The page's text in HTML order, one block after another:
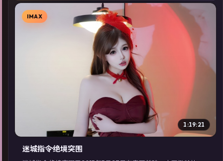
▶
IMAX
1:19:21
迷城指令·绝境突围